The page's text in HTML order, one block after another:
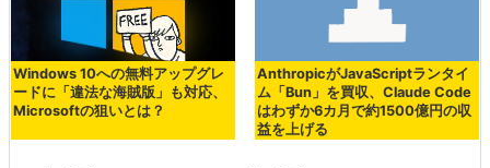
Windows 10への無料アップグレ
ードに「違法な海賊版」も対応、
Microsoftの狙いとは？
AnthropicがJavaScriptランタイ
ム「Bun」を買収、Claude Code
はわずか6カ月で約1500億円の収
益を上げる